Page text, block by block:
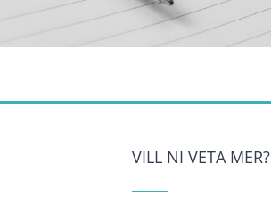
VILL NI VETA MER?